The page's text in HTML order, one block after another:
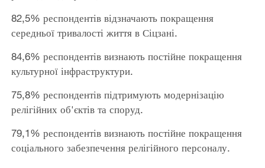
82,5% респондентів відзначають покращення
середньої тривалості життя в Сіцзані.
84,6% респондентів визнають постійне покращення
культурної інфраструктури.
75,8% респондентів підтримують модернізацію
релігійних об'єктів та споруд.
79,1% респондентів визнають постійне покращення
соціального забезпечення релігійного персоналу.